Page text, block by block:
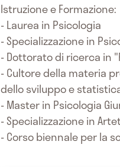
Istruzione e Formazione:
- Laurea in Psicologia
- Specializzazione in
- Dottorato di ricerca in
- Cultore della materia
dello sviluppo e
- Master in Psicologia
- Specializzazione in
- Corso biennale per la